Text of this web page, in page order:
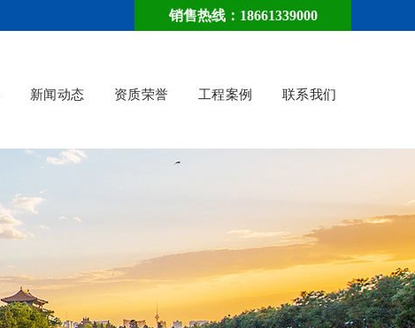
销售热线：18661339000
新闻动态 资质荣誉 工程案例 联系我们